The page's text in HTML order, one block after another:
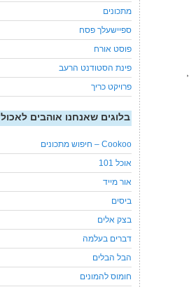
מתכונים
ספיישעלך פסח
פוסט אורח
פינת הסטודנט הרעב
פרויקט כריך
בלוגים שאנחנו אוהבים לאכול
Cookoo – חיפוש מתכונים
אוכל 101
אור מייד
ביסים
בצק אלים
דברים בעלמה
הבל הבלים
חומוס להמונים